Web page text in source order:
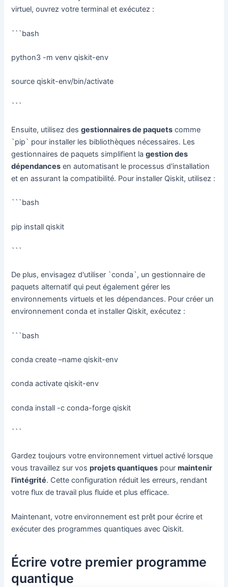
virtuel, ouvrez votre terminal et exécutez :
```bash
python3 -m venv qiskit-env
source qiskit-env/bin/activate
```
Ensuite, utilisez desgestionnaires de paquets comme
`pip` pour installer les bibliothèques nécessaires. Les
gestionnaires de paquets simplifient lagestion des
dépendances en automatisant le processus d'installation
et en assurant la compatibilité. Pour installer Qiskit, utilisez :
```bash
pip install qiskit
```
De plus, envisagez d'utiliser `conda`, un gestionnaire de
paquets alternatif qui peut également gérer les
environnements virtuels et les dépendances. Pour créer un
environnement conda et installer Qiskit, exécutez :
```bash
conda create –name qiskit-env
conda activate qiskit-env
conda install -c conda-forge qiskit
```
Gardez toujours votre environnement virtuel activé lorsque
vous travaillez sur vosprojets quantiques pourmaintenir
l'intégrité. Cette configuration réduit les erreurs, rendant
votre flux de travail plus fluide et plus efficace.
Maintenant, votre environnement est prêt pour écrire et
exécuter des programmes quantiques avec Qiskit.
Écrire votre premier programme
quantique